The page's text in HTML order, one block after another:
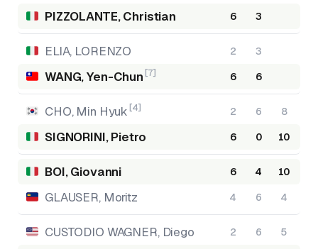
PIZZOLANTE, Christian 6 3
ELIA, LORENZO 2 3
WANG, Yen-Chun [7] 6 6
CHO, Min Hyuk [4] 2 6 8
SIGNORINI, Pietro 6 0 10
BOI, Giovanni 6 4 10
GLAUSER, Moritz 4 6 4
CUSTODIO WAGNER, Diego 2 6 5